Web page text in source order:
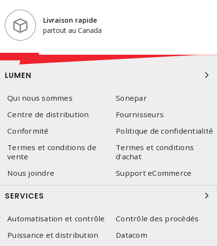
Livraison rapide
partout au Canada
LUMEN
Qui nous sommes
Sonepar
Centre de distribution
Fournisseurs
Conformité
Politique de confidentialité
Termes et conditions de
vente
Termes et conditions
d'achat
Nous joindre
Support eCommerce
SERVICES
Automatisation et contrôle
Contrôle des procédés
Puissance et distribution
Datacom